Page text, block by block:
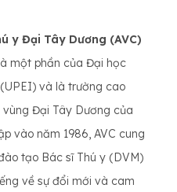
y Đại Tây Dương (AVC)
một phần của Đại học
và là trường cao
Đại Tây Dương của
vào năm 1986, AVC cung
tạo Bác sĩ Thú y (DVM)
về sự đổi mới và cam